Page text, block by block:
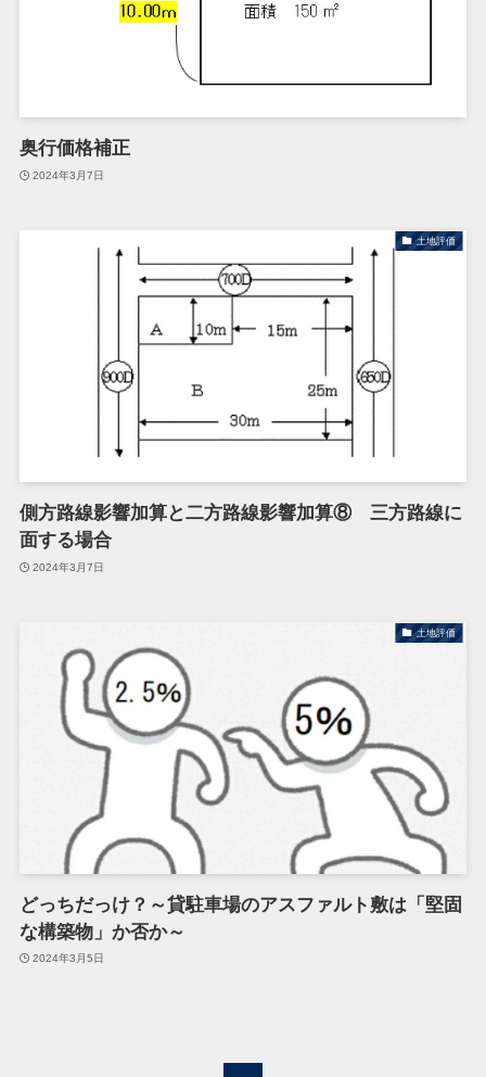
奥行価格補正
2024年3月7日
土地評価
側方路線影響加算と二方路線影響加算⑧ 三方路線に
面する場合
2024年3月7日
土地評価
どっちだっけ？～貸駐車場のアスファルト敷は「堅固
な構築物」か否か～
2024年3月5日